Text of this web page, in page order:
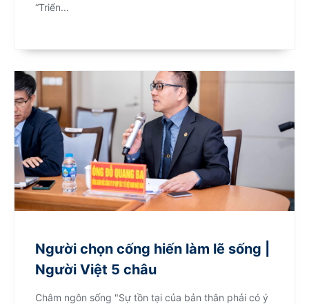
“Triển...
Người chọn cống hiến làm lẽ sống |
Người Việt 5 châu
Châm ngôn sống "Sự tồn tại của bản thân phải có ý